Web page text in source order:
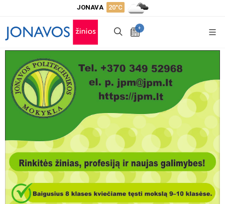
JONAVA 20°C
+